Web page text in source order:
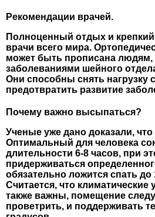
Рекомендации врачей.
Полноценный отдых и
врачи всего мира.
может быть прописана
заболеваниями шейного
Они способны снять
предотвратить развитие
Почему важно высыпаться?
Ученые уже дано доказали,
Оптимальный для человека
длительности 6-8 часов, при
придерживаться
обязательно ложится спать до
Считается, что климатические
также важны, помещение
проветрить, и поддерживать